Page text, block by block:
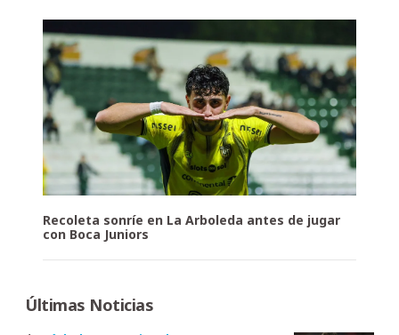
Recoleta sonríe en La Arboleda antes de jugar
con Boca Juniors
Últimas Noticias